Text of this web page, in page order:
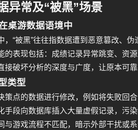
异常及“被黑”场景
桌游数据语境中
，“被黑”往往指数据遭到恶意篡改、
的表现包括：成绩记录异常跳变、资
接破坏分析的深度与广度，让原本可
类型
策点的数据进行修改，例如将失败回
手段向数据库插入大量虚假记录，污
与游戏流程不匹配，暗示外部干扰或